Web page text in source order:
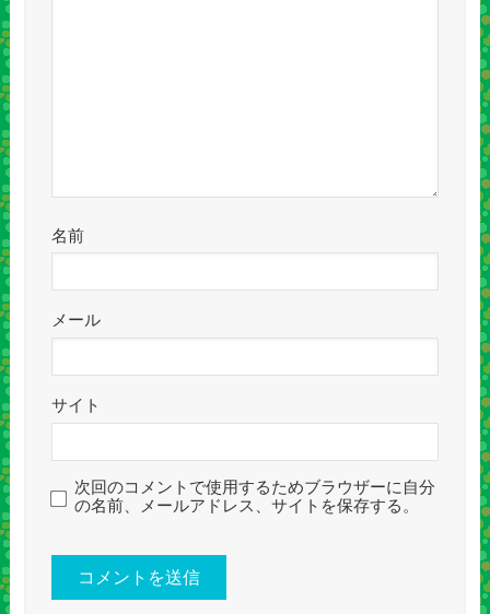
名前
メール
サイト
次回のコメントで使用するためブラウザーに自分
の名前、メールアドレス、サイトを保存する。